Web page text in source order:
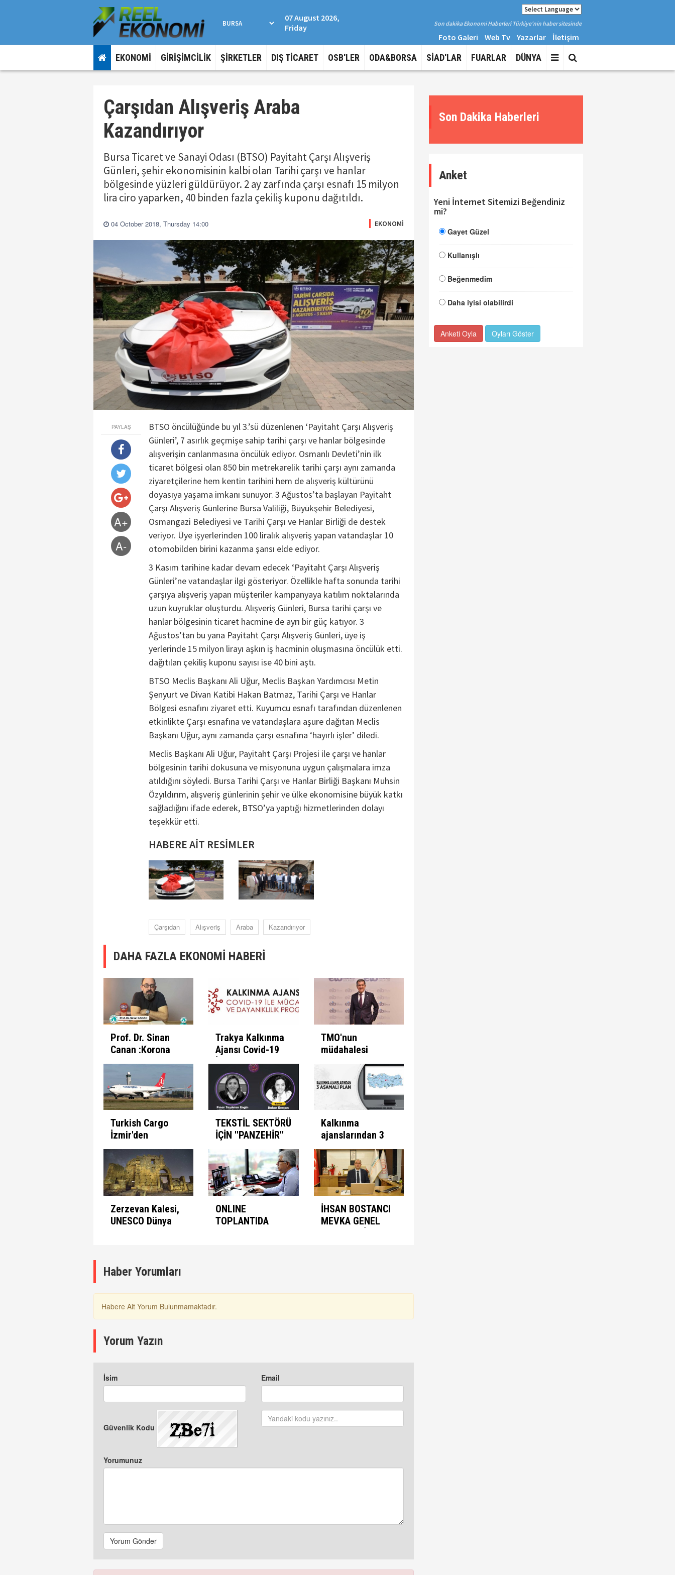
07 August 2026,
Friday
Son dakika Ekonomi Haberleri Türkiye'nin haber sitesinde
Foto Galeri Web Tv Yazarlar İletişim
EKONOMİ GİRİŞİMCİLİK ŞİRKETLER DIŞ TİCARET OSB'LER ODA&BORSA SİAD'LAR FUARLAR DÜNYA
Çarşıdan Alışveriş Araba
Kazandırıyor
Bursa Ticaret ve Sanayi Odası (BTSO) Payitaht Çarşı Alışveriş
Günleri, şehir ekonomisinin kalbi olan Tarihi çarşı ve hanlar
bölgesinde yüzleri güldürüyor. 2 ay zarfında çarşı esnafı 15 milyon
lira ciro yaparken, 40 binden fazla çekiliş kuponu dağıtıldı.
04 October 2018, Thursday 14:00 EKONOMİ
PAYLAŞ
A+
A-
BTSO öncülüğünde bu yıl 3.’sü düzenlenen ‘Payitaht Çarşı Alışveriş
Günleri’, 7 asırlık geçmişe sahip tarihi çarşı ve hanlar bölgesinde
alışverişin canlanmasına öncülük ediyor. Osmanlı Devleti’nin ilk
ticaret bölgesi olan 850 bin metrekarelik tarihi çarşı aynı zamanda
ziyaretçilerine hem kentin tarihini hem de alışveriş kültürünü
doyasıya yaşama imkanı sunuyor. 3 Ağustos’ta başlayan Payitaht
Çarşı Alışveriş Günlerine Bursa Valiliği, Büyükşehir Belediyesi,
Osmangazi Belediyesi ve Tarihi Çarşı ve Hanlar Birliği de destek
veriyor. Üye işyerlerinden 100 liralık alışveriş yapan vatandaşlar 10
otomobilden birini kazanma şansı elde ediyor.
3 Kasım tarihine kadar devam edecek ‘Payitaht Çarşı Alışveriş
Günleri’ne vatandaşlar ilgi gösteriyor. Özellikle hafta sonunda tarihi
çarşıya alışveriş yapan müşteriler kampanyaya katılım noktalarında
uzun kuyruklar oluşturdu. Alışveriş Günleri, Bursa tarihi çarşı ve
hanlar bölgesinin ticaret hacmine de ayrı bir güç katıyor. 3
Ağustos’tan bu yana Payitaht Çarşı Alışveriş Günleri, üye iş
yerlerinde 15 milyon lirayı aşkın iş hacminin oluşmasına öncülük etti.
dağıtılan çekiliş kuponu sayısı ise 40 bini aştı.
BTSO Meclis Başkanı Ali Uğur, Meclis Başkan Yardımcısı Metin
Şenyurt ve Divan Katibi Hakan Batmaz, Tarihi Çarşı ve Hanlar
Bölgesi esnafını ziyaret etti. Kuyumcu esnafı tarafından düzenlenen
etkinlikte Çarşı esnafına ve vatandaşlara aşure dağıtan Meclis
Başkanı Uğur, aynı zamanda çarşı esnafına ‘hayırlı işler’ diledi.
Meclis Başkanı Ali Uğur, Payitaht Çarşı Projesi ile çarşı ve hanlar
bölgesinin tarihi dokusuna ve misyonuna uygun çalışmalara imza
atıldığını söyledi. Bursa Tarihi Çarşı ve Hanlar Birliği Başkanı Muhsin
Özyıldırım, alışveriş günlerinin şehir ve ülke ekonomisine büyük katkı
sağladığını ifade ederek, BTSO’ya yaptığı hizmetlerinden dolayı
teşekkür etti.
HABERE AİT RESİMLER
Çarşıdan Alışveriş Araba Kazandırıyor
DAHA FAZLA EKONOMİ HABERİ
Prof. Dr. Sinan
Canan :Korona
Günlerinde
İnsanın Fabrika
Ayarları
Trakya Kalkınma
Ajansı Covid-19
İle Mücadele
Programını İlan
Etti
TMO'nun
müdahalesi
kazandırıyor
Turkish Cargo
İzmir'den
seferlerine
başlıyor
TEKSTİL SEKTÖRÜ
İÇİN ''PANZEHİR''
BULUNDU
Kalkınma
ajanslarından 3
aşamalı plan
Zerzevan Kalesi,
UNESCO Dünya
ONLINE
TOPLANTIDA
İHSAN BOSTANCI
MEVKA GENEL
Haber Yorumları
Habere Ait Yorum Bulunmamaktadır.
Yorum Yazın
İsim Email
Güvenlik Kodu
Yorumunuz
Yorum Gönder
Son Dakika Haberleri
Anket
Yeni İnternet Sitemizi Beğendiniz
mi?
Gayet Güzel
Kullanışlı
Beğenmedim
Daha iyisi olabilirdi
Anketi Oyla Oyları Göster